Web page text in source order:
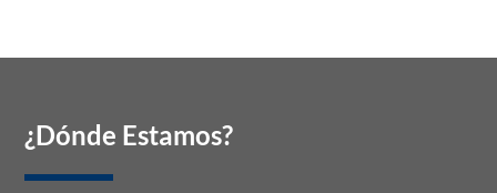
¿Dónde Estamos?